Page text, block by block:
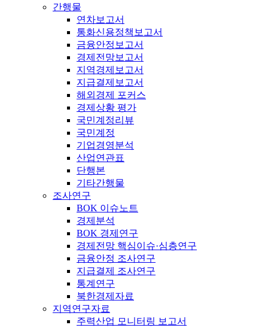
간행물
연차보고서
통화신용정책보고서
금융안정보고서
경제전망보고서
지역경제보고서
지급결제보고서
해외경제 포커스
경제상황 평가
국민계정리뷰
국민계정
기업경영분석
산업연관표
단행본
기타간행물
조사연구
BOK 이슈노트
경제분석
BOK 경제연구
경제전망 핵심이슈·심층연구
금융안정 조사연구
지급결제 조사연구
통계연구
북한경제자료
지역연구자료
주력산업 모니터링 보고서